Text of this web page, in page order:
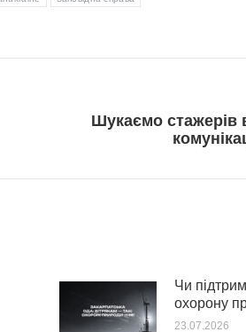
NextШукаємо стажерів
Чи
охорону
23.07.2026